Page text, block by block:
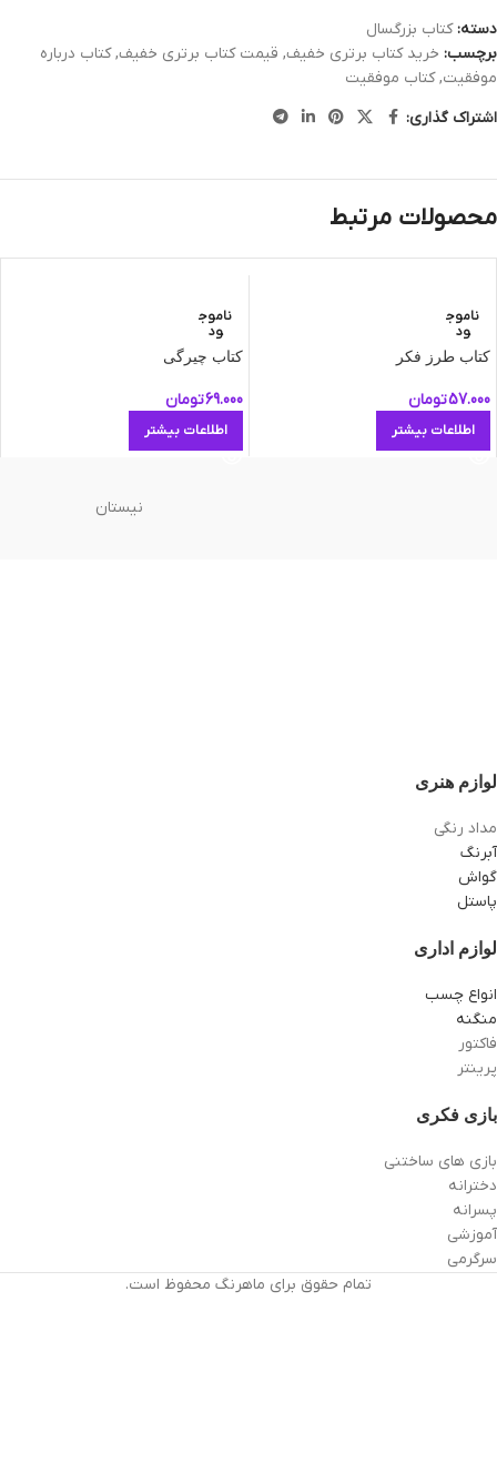
دسته: کتاب بزرگسال
برچسب: خرید کتاب برتری خفیف, قیمت کتاب برتری خفیف, کتاب درباره
موفقیت, کتاب موفقیت
اشتراک گذاری:
محصولات مرتبط
ناموج
ود
کتاب طرز فکر
57.000تومان
اطلاعات بیشتر
ناموج
ود
کتاب چیرگی
69.000تومان
اطلاعات بیشتر
نیستان
لوازم هنری
مداد رنگی
آبرنگ
گواش
پاستل
لوازم اداری
انواع چسب
منگنه
فاکتور
پرینتر
بازی فکری
بازی های ساختنی
دخترانه
پسرانه
آموزشی
سرگرمی
تمام حقوق برای ماهرنگ محفوظ است.